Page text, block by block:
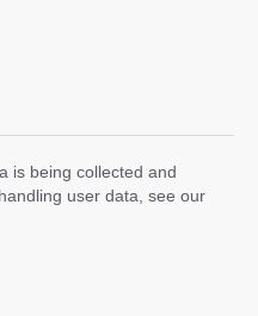
is being collected and
user data, see our